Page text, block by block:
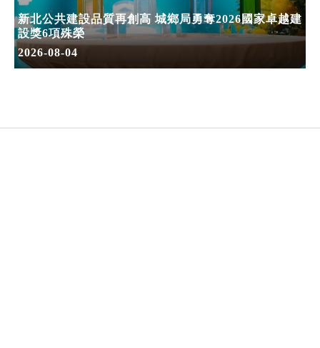
新北公共建設品質再創高 城鄉局勇奪2026國家卓越建
設獎6項殊榮
2026-08-04